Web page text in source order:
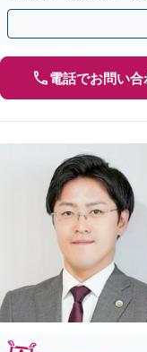
人・個人事業者の破産も
電話でお問い合